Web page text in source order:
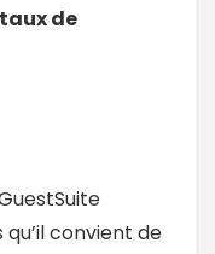
taux de
convient de